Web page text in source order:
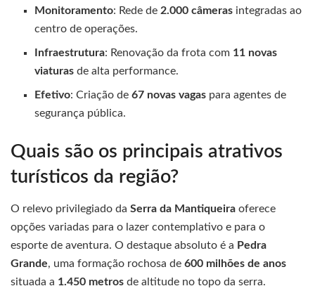
Monitoramento: Rede de2.000 câmeras integradas ao
centro de operações.
Infraestrutura: Renovação da frota com 11 novas
viaturas de alta performance.
Efetivo: Criação de67 novas vagas para agentes de
segurança pública.
Quais são os principais atrativos
turísticos da região?
O relevo privilegiado da Serra da Mantiqueira oferece
opções variadas para o lazer contemplativo e para o
esporte de aventura. O destaque absoluto é a Pedra
Grande, uma formação rochosa de 600 milhões de anos
situada a 1.450 metros de altitude no topo da serra.